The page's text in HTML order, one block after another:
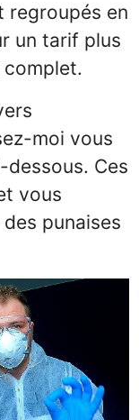
regroupés en
un tarif plus
moi vous
Ces
vous
punaises